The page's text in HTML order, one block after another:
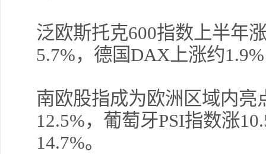
泛欧斯托克600指数上半年
5.7%，德国DAX上涨约
南欧股指成为欧洲区域内亮
12.5%，葡萄牙PSI指数涨
14.7%。